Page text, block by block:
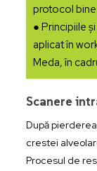
protocol
● Principiile
aplicat în
Meda, în
Scanere
După
crestei
Procesul de